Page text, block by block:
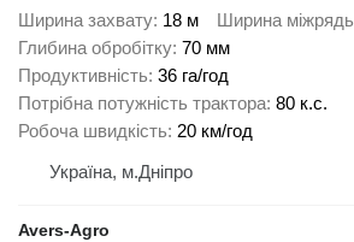
Ширина захвату 18 м Ширина міжрядь
Глибина обробітку 70 мм
Продуктивність 36 га/год
Потрібна потужність трактора 80 к.с.
Робоча швидкість 20 км/год
Україна, м.Дніпро
Avers-Agro